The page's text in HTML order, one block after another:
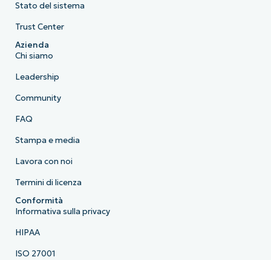
Stato del sistema
Trust Center
Azienda
Chi siamo
Leadership
Community
FAQ
Stampa e media
Lavora con noi
Termini di licenza
Conformità
Informativa sulla privacy
HIPAA
ISO 27001